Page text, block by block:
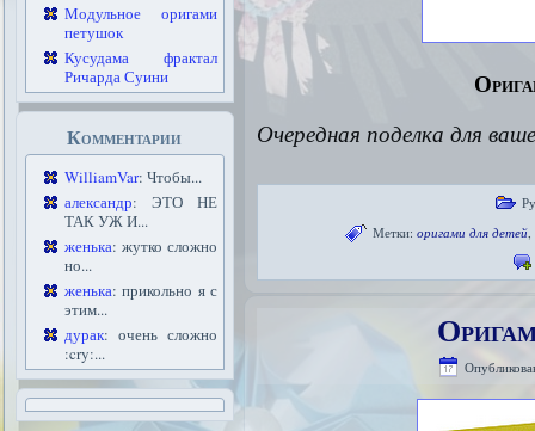
Модульное оригами
петушок
Кусудама фрактал
Ричарда Суини
Комментарии
WilliamVar: Чтобы...
александр: ЭТО НЕ
ТАК УЖ И...
женька: жутко сложно
но...
женька: прикольно я с
этим...
дурак: очень сложно
:cry:...
Очередная поделка для
Метки: оригами для детей,